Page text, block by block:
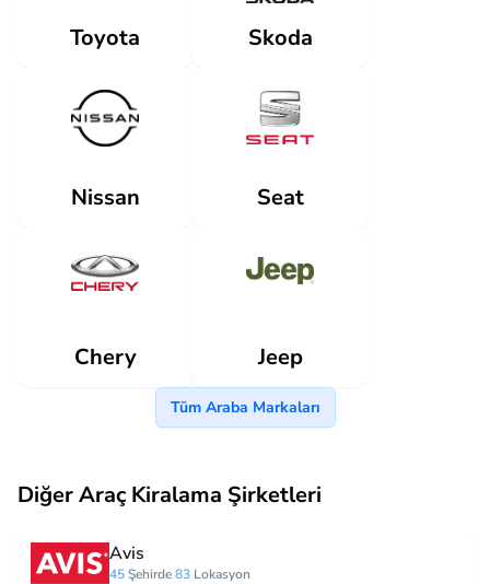
Toyota Skoda
Nissan Seat
Chery Jeep
Tüm Araba Markaları
Diğer Araç Kiralama Şirketleri
Avis
45Şehirde83 Lokasyon